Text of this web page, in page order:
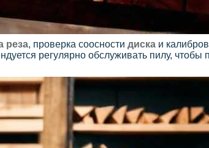
реза, проверка соосности диска и
регулярно обслуживать пилу, чтобы